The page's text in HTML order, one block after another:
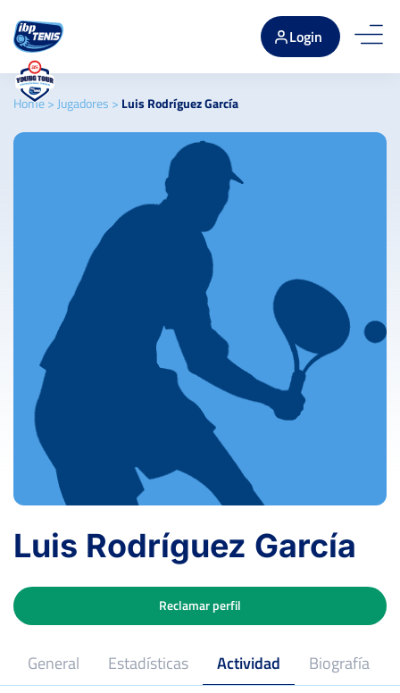
Login
Home> Jugadores > Luis Rodríguez García
Luis Rodríguez García
General Estadísticas Actividad Biografía
Reclamar perfil